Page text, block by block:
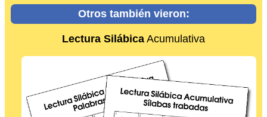
Otros también vieron:
Lectura Silábica Acumulativa